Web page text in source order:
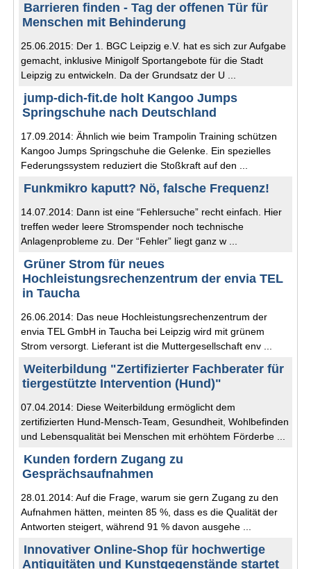
Barrieren finden - Tag der offenen Tür für
Menschen mit Behinderung
25.06.2015: Der 1. BGC Leipzig e.V. hat es sich zur Aufgabe
gemacht, inklusive Minigolf Sportangebote für die Stadt
Leipzig zu entwickeln. Da der Grundsatz der U ...
jump-dich-fit.de holt Kangoo Jumps
Springschuhe nach Deutschland
17.09.2014: Ähnlich wie beim Trampolin Training schützen
Kangoo Jumps Springschuhe die Gelenke. Ein spezielles
Federungssystem reduziert die Stoßkraft auf den ...
Funkmikro kaputt? Nö, falsche Frequenz!
14.07.2014: Dann ist eine “Fehlersuche” recht einfach. Hier
treffen weder leere Stromspender noch technische
Anlagenprobleme zu. Der “Fehler” liegt ganz w ...
Grüner Strom für neues
Hochleistungsrechenzentrum der envia TEL
in Taucha
26.06.2014: Das neue Hochleistungsrechenzentrum der
envia TEL GmbH in Taucha bei Leipzig wird mit grünem
Strom versorgt. Lieferant ist die Muttergesellschaft env ...
Weiterbildung "Zertifizierter Fachberater für
tiergestützte Intervention (Hund)"
07.04.2014: Diese Weiterbildung ermöglicht dem
zertifizierten Hund-Mensch-Team, Gesundheit, Wohlbefinden
und Lebensqualität bei Menschen mit erhöhtem Förderbe ...
Kunden fordern Zugang zu
Gesprächsaufnahmen
28.01.2014: Auf die Frage, warum sie gern Zugang zu den
Aufnahmen hätten, meinten 85 %, dass es die Qualität der
Antworten steigert, während 91 % davon ausgehe ...
Innovativer Online-Shop für hochwertige
Antiquitäten und Kunstgegenstände startet